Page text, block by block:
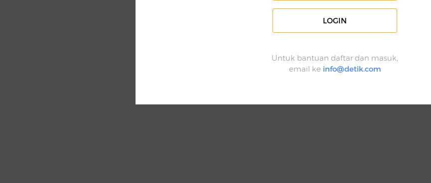
LOGIN
Untuk bantuan daftar dan masuk,
email ke info@detik.com